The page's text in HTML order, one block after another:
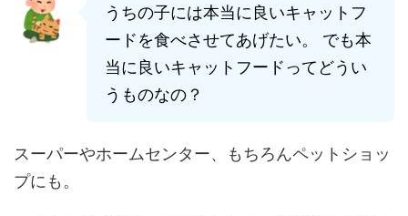
うちの子には本当に良いキャットフ
ードを食べさせてあげたい。 でも本
当に良いキャットフードってどうい
うものなの？
スーパーやホームセンター、もちろんペットショッ
プにも。